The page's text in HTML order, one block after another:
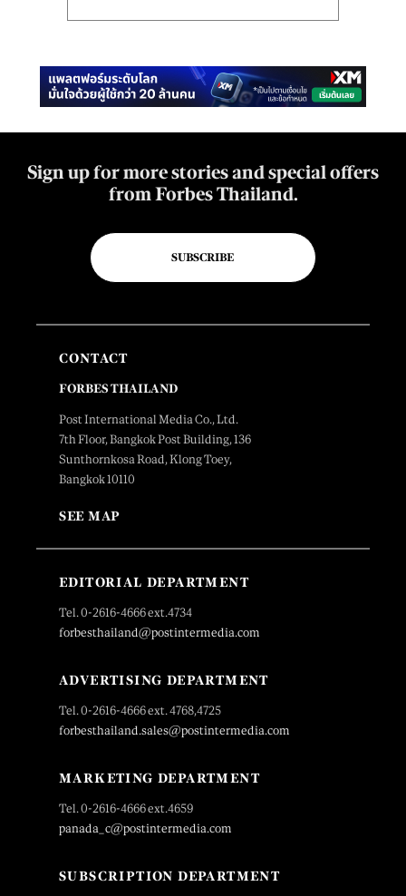
Sign up for more stories and special offers
from Forbes Thailand.
SUBSCRIBE
CONTACT
FORBES THAILAND
Post International Media Co., Ltd.
7th Floor, Bangkok Post Building, 136
Sunthornkosa Road, Klong Toey,
Bangkok 10110
SEE MAP
EDITORIAL DEPARTMENT
Tel. 0-2616-4666 ext.4734
forbesthailand@postintermedia.com
ADVERTISING DEPARTMENT
Tel. 0-2616-4666 ext. 4768,4725
forbesthailand.sales@postintermedia.com
MARKETING DEPARTMENT
Tel. 0-2616-4666 ext.4659
panada_c@postintermedia.com
SUBSCRIPTION DEPARTMENT